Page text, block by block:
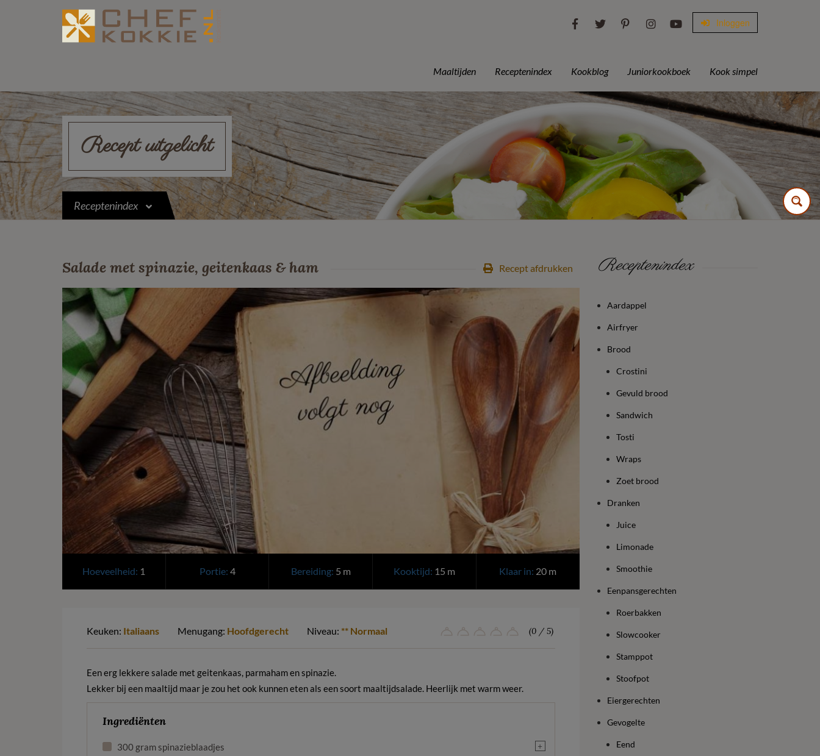
Inloggen
Maaltijden Receptenindex Kookblog Juniorkookboek Kook simpel
Recept uitgelicht
Receptenindex
Salade met spinazie, geitenkaas & ham Recept afdrukken
Hoeveelheid: 1 Portie: 4 Bereiding: 5 m Kooktijd: 15 m Klaar in: 20 m
(0 / 5)
Keuken: Italiaans Menugang: Hoofdgerecht Niveau: ** Normaal
Een erg lekkere salade met geitenkaas, parmaham en spinazie.
Lekker bij een maaltijd maar je zou het ook kunnen eten als een soort maaltijdsalade. Heerlijk met warm weer.
Ingrediënten
+
300 gram spinazieblaadjes
Receptenindex
Aardappel
Airfryer
Brood
Crostini
Gevuld brood
Sandwich
Tosti
Wraps
Zoet brood
Dranken
Juice
Limonade
Smoothie
Eenpansgerechten
Roerbakken
Slowcooker
Stamppot
Stoofpot
Eiergerechten
Gevogelte
Eend